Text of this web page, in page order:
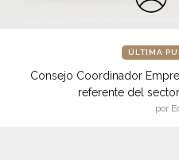
ÚLTIMA
Consejo Coordinador
referente del
por